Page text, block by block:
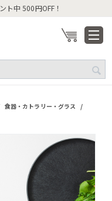
ト中 500円OFF！
食器・カトラリー・グラス /